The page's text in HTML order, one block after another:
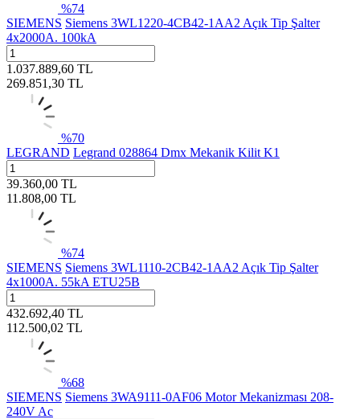
%74
SIEMENS Siemens 3WL1220-4CB42-1AA2 Açık Tip Şalter
4x2000A. 100kA
1.037.889,60 TL
269.851,30 TL
%70
LEGRAND Legrand 028864 Dmx Mekanik Kilit K1
39.360,00 TL
11.808,00 TL
%74
SIEMENS Siemens 3WL1110-2CB42-1AA2 Açık Tip Şalter
4x1000A. 55kA ETU25B
432.692,40 TL
112.500,02 TL
%68
SIEMENS Siemens 3WA9111-0AF06 Motor Mekanizması 208-
240V Ac